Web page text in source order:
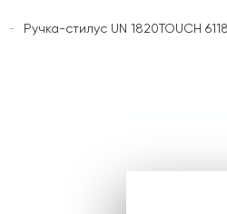
Ручка-стилус UN 1820TOUCH